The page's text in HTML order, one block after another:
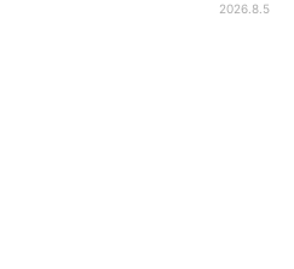
2026.8.5